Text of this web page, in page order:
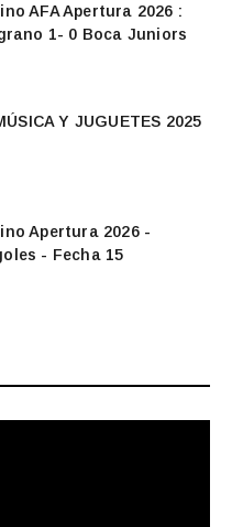
AFA Apertura 2026 :
1- 0 Boca Juniors
Y JUGUETES 2025
Apertura 2026 -
- Fecha 15